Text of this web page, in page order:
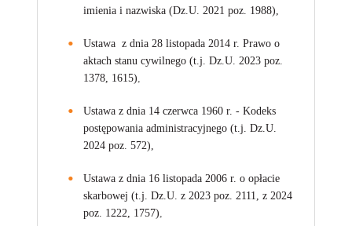
imienia i nazwiska (Dz.U. 2021 poz. 1988),
Ustawa z dnia 28 listopada 2014 r. Prawo o
aktach stanu cywilnego (t.j. Dz.U. 2023 poz.
1378, 1615),
Ustawa z dnia 14 czerwca 1960 r. - Kodeks
postępowania administracyjnego (t.j. Dz.U.
2024 poz. 572),
Ustawa z dnia 16 listopada 2006 r. o opłacie
skarbowej (t.j. Dz.U. z 2023 poz. 2111, z 2024
poz. 1222, 1757),